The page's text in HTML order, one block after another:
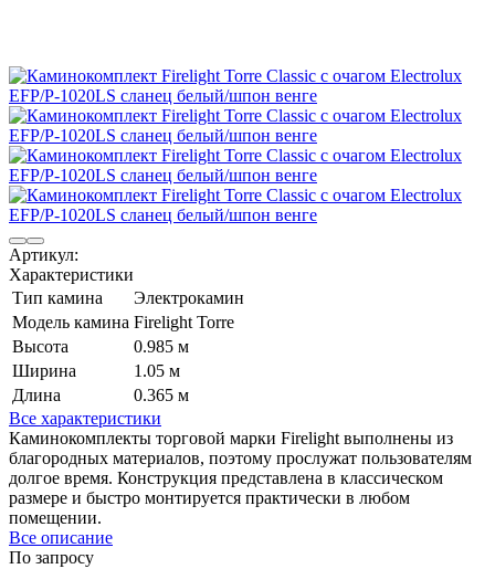
Артикул:
Характеристики
Тип камина
Электрокамин
Модель камина Firelight Torre
Высота
0.985 м
Ширина
1.05 м
Длина
0.365 м
Все характеристики
Каминокомплекты торговой марки Firelight выполнены из
благородных материалов, поэтому прослужат пользователям
долгое время. Конструкция представлена в классическом
размере и быстро монтируется практически в любом
помещении.
Все описание
По запросу